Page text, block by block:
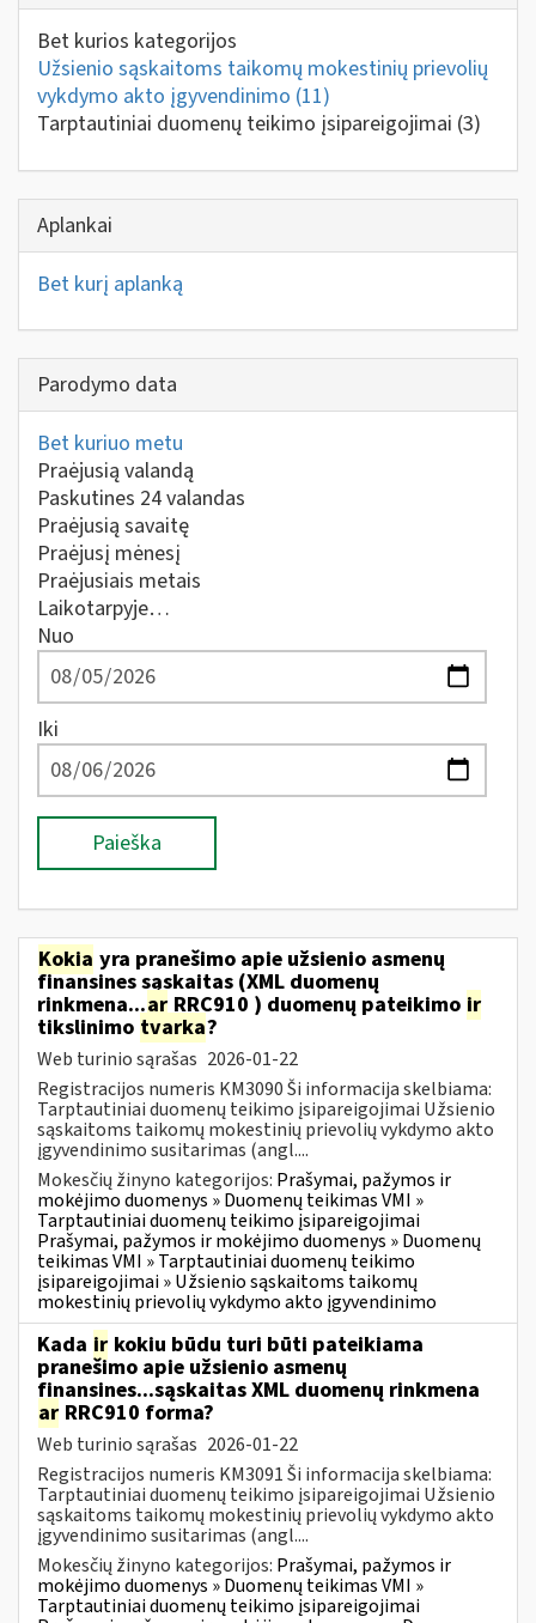
Bet kurios kategorijos
Užsienio sąskaitoms taikomų mokestinių prievolių
vykdymo akto įgyvendinimo (11)
Tarptautiniai duomenų teikimo įsipareigojimai (3)
Aplankai
Bet kurį aplanką
Parodymo data
Bet kuriuo metu
Praėjusią valandą
Paskutines 24 valandas
Praėjusią savaitę
Praėjusį mėnesį
Praėjusiais metais
Laikotarpyje…
Nuo
Iki
Paieška
Kokia yra pranešimo apie užsienio asmenų
finansines sąskaitas (XML duomenų
rinkmena...ar RRC910 ) duomenų pateikimo ir
tikslinimo tvarka?
Web turinio sąrašas 2026-01-22
Registracijos numeris KM3090 Ši informacija skelbiama:
Tarptautiniai duomenų teikimo įsipareigojimai Užsienio
sąskaitoms taikomų mokestinių prievolių vykdymo akto
įgyvendinimo susitarimas (angl....
Mokesčių žinyno kategorijos: Prašymai, pažymos ir
mokėjimo duomenys » Duomenų teikimas VMI »
Tarptautiniai duomenų teikimo įsipareigojimai
Prašymai, pažymos ir mokėjimo duomenys » Duomenų
teikimas VMI » Tarptautiniai duomenų teikimo
įsipareigojimai » Užsienio sąskaitoms taikomų
mokestinių prievolių vykdymo akto įgyvendinimo
Kada ir kokiu būdu turi būti pateikiama
pranešimo apie užsienio asmenų
finansines...sąskaitas XML duomenų rinkmena
ar RRC910 forma?
Web turinio sąrašas 2026-01-22
Registracijos numeris KM3091 Ši informacija skelbiama:
Tarptautiniai duomenų teikimo įsipareigojimai Užsienio
sąskaitoms taikomų mokestinių prievolių vykdymo akto
įgyvendinimo susitarimas (angl....
Mokesčių žinyno kategorijos: Prašymai, pažymos ir
mokėjimo duomenys » Duomenų teikimas VMI »
Tarptautiniai duomenų teikimo įsipareigojimai